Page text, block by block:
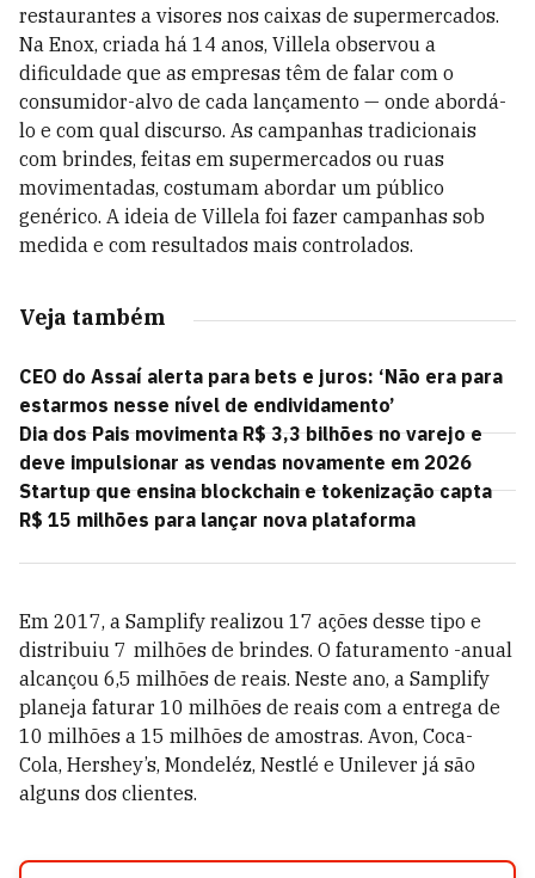
restaurantes a visores nos caixas de supermercados.
Na Enox, criada há 14 anos, Villela observou a
dificuldade que as empresas têm de falar com o
consumidor-alvo de cada lançamento — onde abordá-
lo e com qual discurso. As campanhas tradicionais
com brindes, feitas em supermercados ou ruas
movimentadas, costumam abordar um público
genérico. A ideia de Villela foi fazer campanhas sob
medida e com resultados mais controlados.
Veja também
CEO do Assaí alerta para bets e juros: ‘Não era para
estarmos nesse nível de endividamento’
Dia dos Pais movimenta R$ 3,3 bilhões no varejo e
deve impulsionar as vendas novamente em 2026
Startup que ensina blockchain e tokenização capta
R$ 15 milhões para lançar nova plataforma
Em 2017, a Samplify realizou 17 ações desse tipo e
distribuiu 7 milhões de brindes. O faturamento -anual
alcançou 6,5 milhões de reais. Neste ano, a Samplify
planeja faturar 10 milhões de reais com a entrega de
10 milhões a 15 milhões de amostras. Avon, Coca-
Cola, Hershey’s, Mondeléz, Nestlé e Unilever já são
alguns dos clientes.